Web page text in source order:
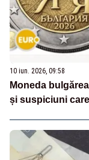
10 iun. 2026, 09:58
Moneda
și suspiciuni